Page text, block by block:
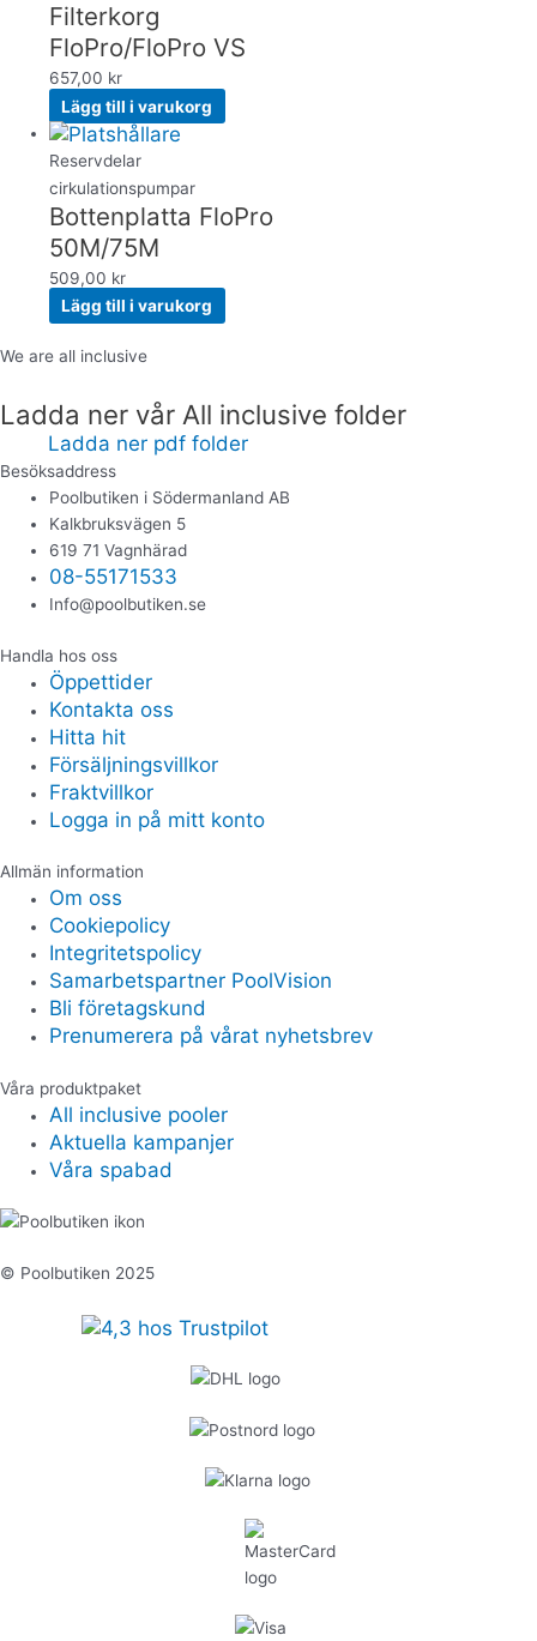
Filterkorg
FloPro/FloPro VS
657,00 kr
Lägg till i varukorg
Reservdelar
cirkulationspumpar
Bottenplatta FloPro
50M/75M
509,00 kr
Lägg till i varukorg
We are all inclusive
Ladda ner vår All inclusive folder
Ladda ner pdf folder
Besöksaddress
Poolbutiken i Södermanland AB
Kalkbruksvägen 5
619 71 Vagnhärad
08-55171533
Info@poolbutiken.se
Handla hos oss
Öppettider
Kontakta oss
Hitta hit
Försäljningsvillkor
Fraktvillkor
Logga in på mitt konto
Allmän information
Om oss
Cookiepolicy
Integritetspolicy
Samarbetspartner PoolVision
Bli företagskund
Prenumerera på vårat nyhetsbrev
Våra produktpaket
All inclusive pooler
Aktuella kampanjer
Våra spabad
© Poolbutiken 2025